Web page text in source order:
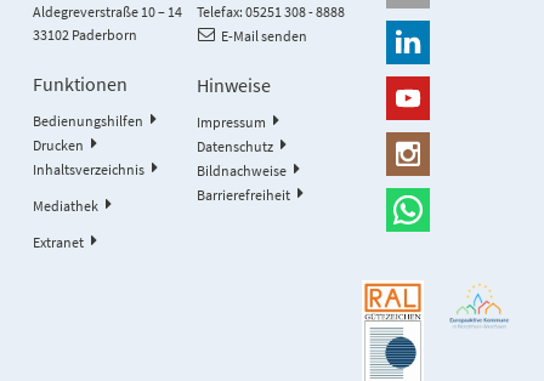
Aldegreverstraße 10 – 14
33102 Paderborn
Telefax: 05251 308 - 8888
E-Mail senden
Funktionen
Bedienungshilfen
Drucken
Inhaltsverzeichnis
Mediathek
Extranet
Hinweise
Impressum
Datenschutz
Bildnachweise
Barrierefreiheit